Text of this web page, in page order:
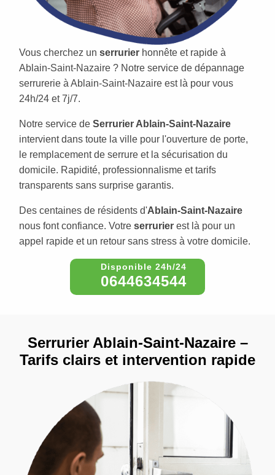
Vous cherchez un serrurier honnête et rapide à
Ablain-Saint-Nazaire ? Notre service de dépannage
serrurerie à Ablain-Saint-Nazaire est là pour vous
24h/24 et 7j/7.
Notre service de Serrurier Ablain-Saint-Nazaire
intervient dans toute la ville pour l'ouverture de porte,
le remplacement de serrure et la sécurisation du
domicile. Rapidité, professionnalisme et tarifs
transparents sans surprise garantis.
Des centaines de résidents d'Ablain-Saint-Nazaire
nous font confiance. Votre serrurier est là pour un
appel rapide et un retour sans stress à votre domicile.
0644634544
Serrurier Ablain-Saint-Nazaire –
Tarifs clairs et intervention rapide